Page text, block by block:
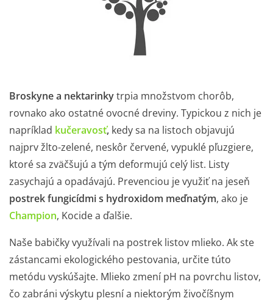
Broskyne a nektarinkytrpia množstvom chorôb,
rovnako ako ostatné ovocné dreviny. Typickou z nich je
napríklad kučeravosť, kedy sa na listoch objavujú
najprv žlto-zelené, neskôr červené, vypuklé pľuzgiere,
ktoré sa zväčšujú a tým deformujú celý list. Listy
zasychajú a opadávajú. Prevenciou je využiť na jeseň
postrek fungicídmi s hydroxidom meďnatým, ako je
Champion, Kocide a ďalšie.
Naše babičky využívali na postrek listov mlieko. Ak ste
zástancami ekologického pestovania, určite túto
metódu vyskúšajte. Mlieko zmení pH na povrchu listov,
čo zabráni výskytu plesní a niektorým živočíšnym